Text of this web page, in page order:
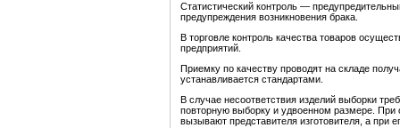
Статистический контроль —
предупреждения возникновения брака.
В торговле контроль качества товаров
предприятий.
Приемку по качеству проводят на складе
устанавливается стандартами.
В случае несоответствия изделий выборки
повторную выборку и удвоенном размере. При
вызывают представителя изготовителя, а при